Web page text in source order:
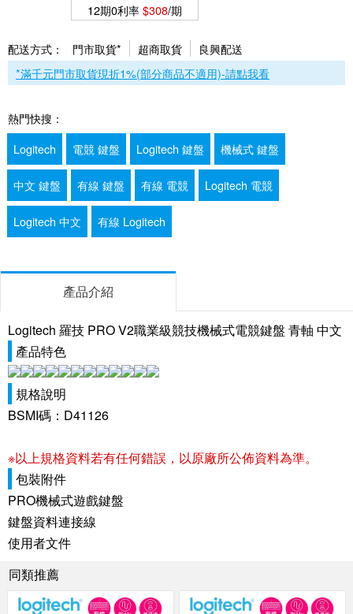
12期0利率$308/期
配送方式： 門市取貨* 超商取貨
良興配送
*滿千元門市取貨現折1%(部分商品不適用)-請點我看
熱門快搜：
Logitech
電競 鍵盤 Logitech 鍵盤 機械式 鍵盤
中文 鍵盤 有線 鍵盤 有線 電競 Logitech 電競
Logitech 中文 有線 Logitech
產品介紹
Logitech 羅技 PRO V2職業級競技機械式電競鍵盤 青軸 中文
產品特色
規格說明
BSMI碼：D41126
※以上規格資料若有任何錯誤，以原廠所公佈資料為準。
包裝附件
PRO機械式遊戲鍵盤
鍵盤資料連接線
使用者文件
同類推薦